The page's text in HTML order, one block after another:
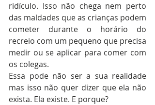
ridículo. Isso não chega nem perto
das maldades que as crianças podem
cometer durante o horário do
recreio com um pequeno que precisa
medir ou se aplicar para comer com
os colegas.
Essa pode não ser a sua realidade
mas isso não quer dizer que ela não
exista. Ela existe. E porque?